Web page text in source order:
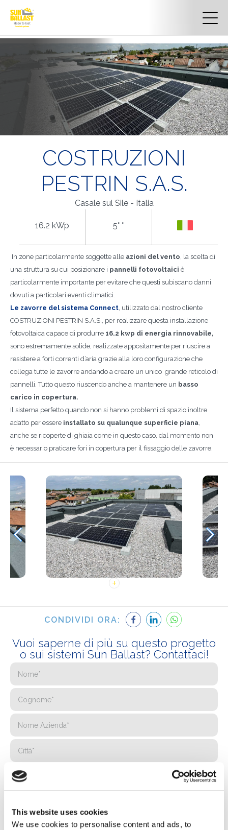
This website uses cookies
We use cookies to personalise content and ads, to
COSTRUZIONI
PESTRIN S.A.S.
Casale sul Sile - Italia
16.2 kWp 5° °
In zone particolarmente soggette alle azioni del vento, la scelta di
una struttura su cui posizionare i pannelli fotovoltaici è
particolarmente importante per evitare che questi subiscano danni
dovuti a particolari eventi climatici.
Le zavorre del sistema Connect, utilizzato dal nostro cliente
COSTRUZIONI PESTRIN S.A.S., per realizzare questa installazione
fotovoltaica capace di produrre 16.2 kwp di energia rinnovabile,
sono estremamente solide, realizzate appositamente per riuscire a
resistere a forti correnti d’aria grazie alla loro configurazione che
collega tutte le zavorre andando a creare un unico grande reticolo di
pannelli. Tutto questo riuscendo anche a mantenere un basso
carico in copertura.
Il sistema perfetto quando non si hanno problemi di spazio inoltre
adatto per essere installato su qualunque superficie piana,
anche se ricoperte di ghiaia come in questo caso, dal momento non
è necessario praticare fori in copertura per il fissaggio delle zavorre.
CONDIVIDI ORA:
Vuoi saperne di più su questo progetto
o sui sistemi Sun Ballast? Contattaci!